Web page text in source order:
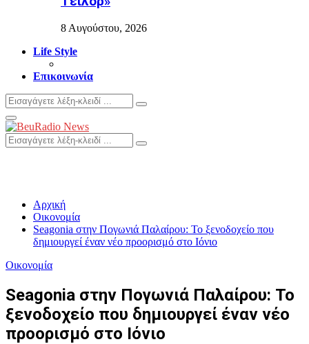
8 Αυγούστου, 2026
Life Style
Επικοινωνία
Search
for:
Search
Primary
Menu
Search
for:
Search
Αρχική
Οικονομία
Seagonia στην Πογωνιά Παλαίρου: Το ξενοδοχείο που
δημιουργεί έναν νέο προορισμό στο Ιόνιο
Οικονομία
Seagonia στην Πογωνιά Παλαίρου: Το
ξενοδοχείο που δημιουργεί έναν νέο
προορισμό στο Ιόνιο